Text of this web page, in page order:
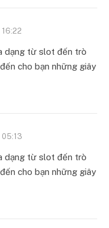
dạng từ slot đến trò
cho bạn những giây
05:13
dạng từ slot đến trò
cho bạn những giây